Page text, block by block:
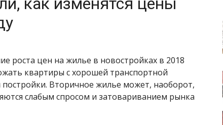
роста цен на жилье в новостройках в 2018
квартиры с хорошей транспортной
Вторичное жилье может, наоборот,
слабым спросом и затовариванием рынка